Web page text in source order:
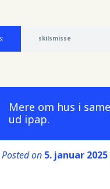
skilsmisse
Mere om hus i
ud ipap.
Posted on 5. januar 2025